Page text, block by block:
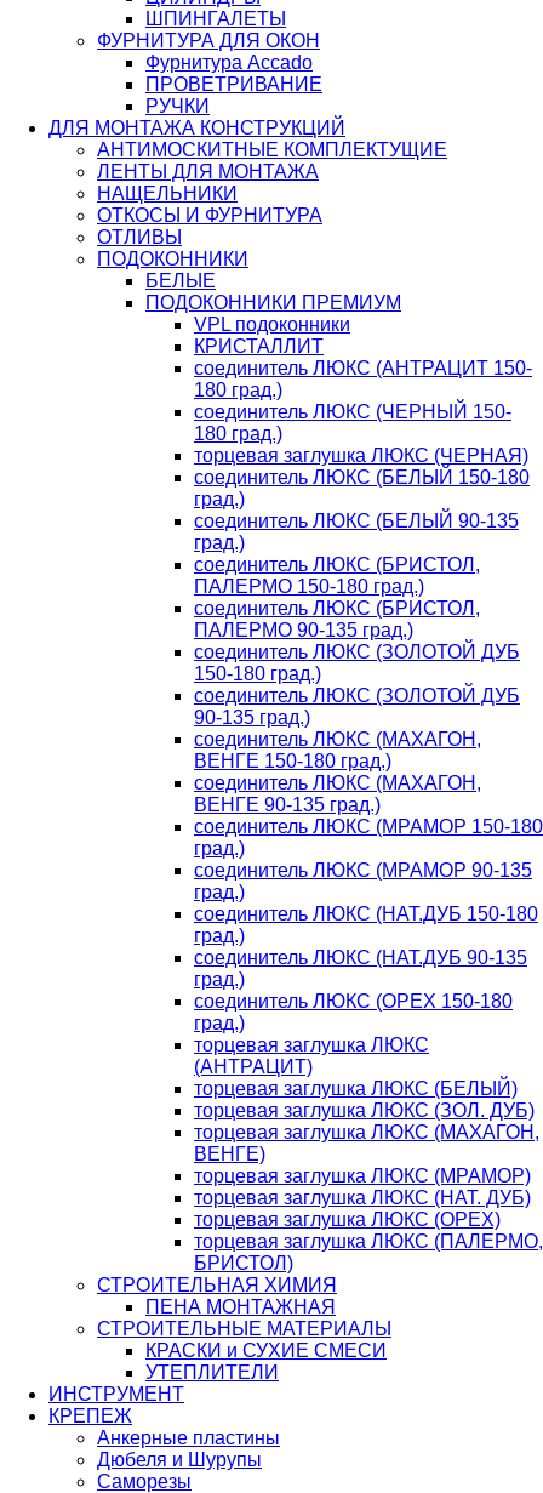
ШПИНГАЛЕТЫ
ФУРНИТУРА ДЛЯ ОКОН
Фурнитура Accado
ПРОВЕТРИВАНИЕ
РУЧКИ
ДЛЯ МОНТАЖА КОНСТРУКЦИЙ
АНТИМОСКИТНЫЕ КОМПЛЕКТУЩИЕ
ЛЕНТЫ ДЛЯ МОНТАЖА
НАЩЕЛЬНИКИ
ОТКОСЫ И ФУРНИТУРА
ОТЛИВЫ
ПОДОКОННИКИ
БЕЛЫЕ
ПОДОКОННИКИ ПРЕМИУМ
VPL подоконники
КРИСТАЛЛИТ
соединитель ЛЮКС (АНТРАЦИТ 150-
180 град.)
соединитель ЛЮКС (ЧЕРНЫЙ 150-
180 град.)
торцевая заглушка ЛЮКС (ЧЕРНАЯ)
соединитель ЛЮКС (БЕЛЫЙ 150-180
град.)
соединитель ЛЮКС (БЕЛЫЙ 90-135
град.)
соединитель ЛЮКС (БРИСТОЛ,
ПАЛЕРМО 150-180 град.)
соединитель ЛЮКС (БРИСТОЛ,
ПАЛЕРМО 90-135 град.)
соединитель ЛЮКС (ЗОЛОТОЙ ДУБ
150-180 град.)
соединитель ЛЮКС (ЗОЛОТОЙ ДУБ
90-135 град.)
соединитель ЛЮКС (МАХАГОН,
ВЕНГЕ 150-180 град.)
соединитель ЛЮКС (МАХАГОН,
ВЕНГЕ 90-135 град.)
соединитель ЛЮКС (МРАМОР 150-180
град.)
соединитель ЛЮКС (МРАМОР 90-135
град.)
соединитель ЛЮКС (НАТ.ДУБ 150-180
град.)
соединитель ЛЮКС (НАТ.ДУБ 90-135
град.)
соединитель ЛЮКС (ОРЕХ 150-180
град.)
торцевая заглушка ЛЮКС
(АНТРАЦИТ)
торцевая заглушка ЛЮКС (БЕЛЫЙ)
торцевая заглушка ЛЮКС (ЗОЛ. ДУБ)
торцевая заглушка ЛЮКС (МАХАГОН,
ВЕНГЕ)
торцевая заглушка ЛЮКС (МРАМОР)
торцевая заглушка ЛЮКС (НАТ. ДУБ)
торцевая заглушка ЛЮКС (ОРЕХ)
торцевая заглушка ЛЮКС (ПАЛЕРМО,
БРИСТОЛ)
СТРОИТЕЛЬНАЯ ХИМИЯ
ПЕНА МОНТАЖНАЯ
СТРОИТЕЛЬНЫЕ МАТЕРИАЛЫ
КРАСКИ и СУХИЕ СМЕСИ
УТЕПЛИТЕЛИ
ИНСТРУМЕНТ
КРЕПЕЖ
Анкерные пластины
Дюбеля и Шурупы
Саморезы